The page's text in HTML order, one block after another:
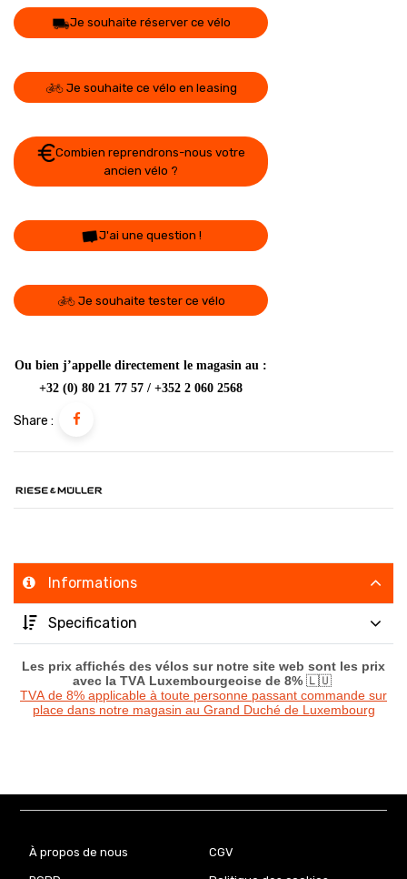
Je souhaite réserver ce vélo
Je souhaite ce vélo en leasing
Combien reprendrons-nous votre
ancien vélo ?
J'ai une question !
Je souhaite tester ce vélo
Ou bien j’appelle directement le magasin au :
+32 (0) 80 21 77 57 / +352 2 060 2568
Share :
Informations
Specification
Les prix affichés des vélos sur notre site web sont les prix
avec la TVA Luxembourgeoise de 8% 🇱🇺
TVA de 8% applicable à toute personne passant commande sur
place dans notre magasin au Grand Duché de Luxembourg
À propos de nous CGV